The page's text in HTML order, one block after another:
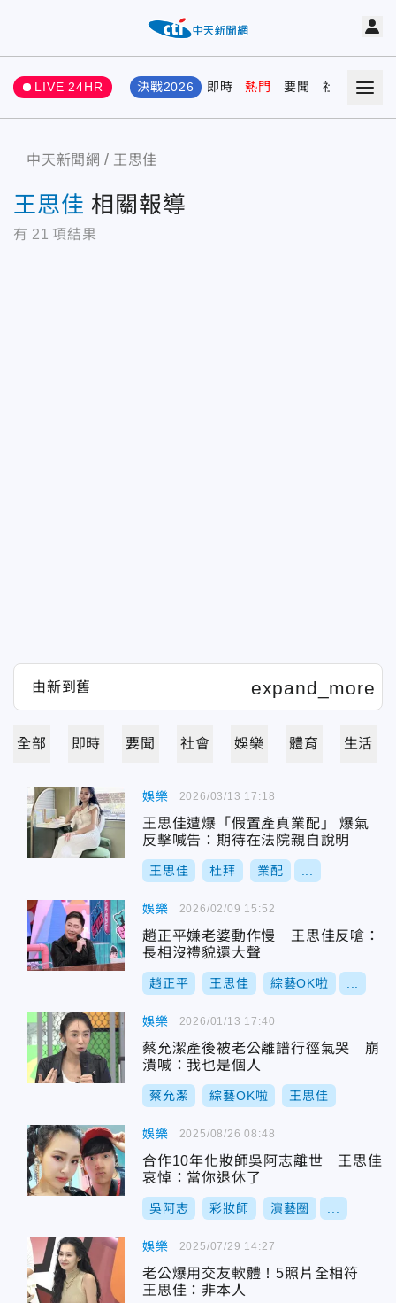
LIVE 24HR 決戰2026 即時 熱門 要聞 社會 娛樂
中天新聞網 王思佳
王思佳 相關報導
有 21 項結果
全部 即時 要聞 社會 娛樂 體育 生活
娛樂
王思佳遭爆「假置產真業配」 爆氣
反擊喊告：期待在法院親自說明
王思佳 杜拜 業配
2026/03/13 17:18
娛樂
趙正平嫌老婆動作慢 王思佳反嗆：
長相沒禮貌還大聲
趙正平 王思佳 綜藝OK啦
2026/02/09 15:52
娛樂
蔡允潔產後被老公離譜行徑氣哭 崩
潰喊：我也是個人
蔡允潔 綜藝OK啦 王思佳
2026/01/13 17:40
娛樂
合作10年化妝師吳阿志離世 王思佳
哀悼：當你退休了
吳阿志 彩妝師 演藝圈
2025/08/26 08:48
娛樂
老公爆用交友軟體！5照片全相符
王思佳：非本人
2025/07/29 14:27